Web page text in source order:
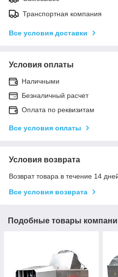
Транспортная компания
Все условия доставки
Условия оплаты
Наличными
Безналичный расчет
Оплата по реквизитам
Все условия оплаты
Условия возврата
Возврат товара в течение 14
Все условия возврата
Подобные товары